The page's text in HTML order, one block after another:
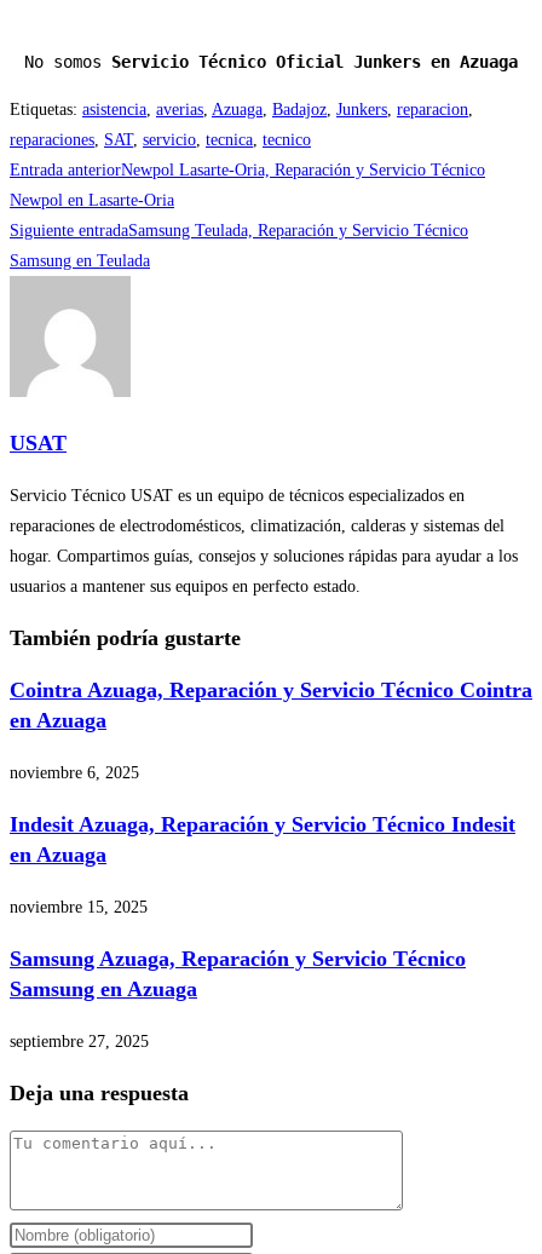
No somos Servicio Técnico Oficial Junkers en Azuaga
Etiquetas: asistencia, averias, Azuaga, Badajoz, Junkers, reparacion,
reparaciones, SAT, servicio, tecnica, tecnico
Leer
más
artículos
Entrada anteriorNewpol Lasarte-Oria, Reparación y Servicio Técnico
Newpol en Lasarte-Oria
Siguiente entradaSamsung Teulada, Reparación y Servicio Técnico
Samsung en Teulada
USAT
Servicio Técnico USAT es un equipo de técnicos especializados en
reparaciones de electrodomésticos, climatización, calderas y sistemas del
hogar. Compartimos guías, consejos y soluciones rápidas para ayudar a los
usuarios a mantener sus equipos en perfecto estado.
También podría gustarte
Cointra Azuaga, Reparación y Servicio Técnico Cointra
en Azuaga
noviembre 6, 2025
Indesit Azuaga, Reparación y Servicio Técnico Indesit
en Azuaga
noviembre 15, 2025
Samsung Azuaga, Reparación y Servicio Técnico
Samsung en Azuaga
septiembre 27, 2025
Deja una respuesta
Comentario
Introduce